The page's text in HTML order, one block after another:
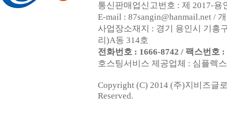
통신판매업신고번호 : 제 2017-용
E-mail : 87sangin@hanmail.net /
사업장소재지 : 경기 용인시 기흥
리)A동 314호
전화번호 : 1666-8742 / 팩스번호 :
호스팅서비스 제공업체 : 심플렉
Copyright (C) 2014 (주)지비즈글
Reserved.